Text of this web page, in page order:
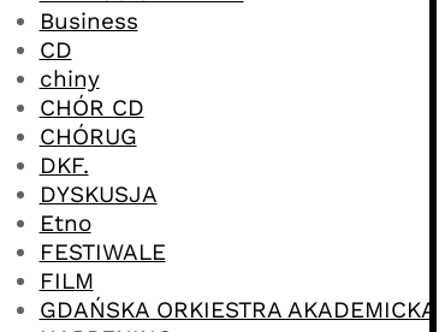
Business
CD
chiny
CHÓR CD
CHÓRUG
DKF.
DYSKUSJA
Etno
FESTIWALE
FILM
GDAŃSKA ORKIESTRA AKADEMICKA